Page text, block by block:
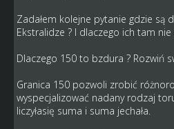
Zadałem kolejne pytanie gdzie są
Ekstralidze ? I dlaczego ich tam nie
Dlaczego 150 to bzdura ? Rozwiń
Granica 150 pozwoli zrobić
wyspecjalizować nadany rodzaj
liczyłasię suma i suma jechała.